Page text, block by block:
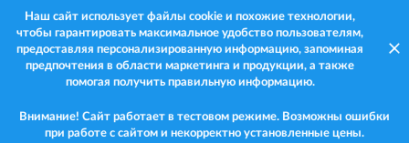
Наш сайт использует файлы cookie и похожие технологии,
чтобы гарантировать максимальное удобство пользователям,
предоставляя персонализированную информацию, запоминая
предпочтения в области маркетинга и продукции, а также
помогая получить правильную информацию.
Внимание! Сайт работает в тестовом режиме. Возможны ошибки
при работе с сайтом и некорректно установленные цены.